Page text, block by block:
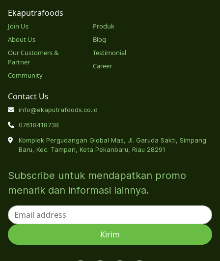
Ekaputrafoods
Join Us
About Us
Our Customers &
Partner
Community
Produk
Blog
Testimonial
Career
Contact Us
info@ekaputrafoods.co.id
07618418738
Komplek Pergudangan Global Mas, Jl. Garuda Sakti, Simpang
Baru, Kec. Tampan, Kota Pekanbaru, Riau 28291
Subscribe untuk mendapatkan promo
menarik dan informasi lainnya.